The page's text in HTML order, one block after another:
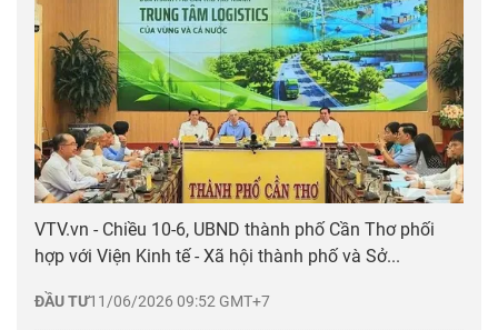
ĐẦU TƯ11/06/2026 09:52 GMT+7
VTV.vn - Chiều 10-6, UBND thành phố Cần Thơ phối
hợp với Viện Kinh tế - Xã hội thành phố và Sở...